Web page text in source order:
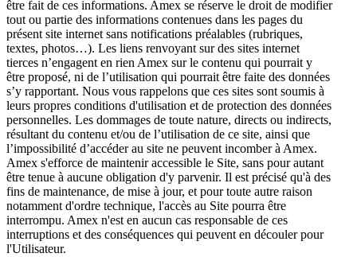
être fait de ces informations. Amex se réserve le droit de modifier
tout ou partie des informations contenues dans les pages du
présent site internet sans notifications préalables (rubriques,
textes, photos…). Les liens renvoyant sur des sites internet
tierces n’engagent en rien Amex sur le contenu qui pourrait y
être proposé, ni de l’utilisation qui pourrait être faite des données
s’y rapportant. Nous vous rappelons que ces sites sont soumis à
leurs propres conditions d'utilisation et de protection des données
personnelles. Les dommages de toute nature, directs ou indirects,
résultant du contenu et/ou de l’utilisation de ce site, ainsi que
l’impossibilité d’accéder au site ne peuvent incomber à Amex.
Amex s'efforce de maintenir accessible le Site, sans pour autant
être tenue à aucune obligation d'y parvenir. Il est précisé qu'à des
fins de maintenance, de mise à jour, et pour toute autre raison
notamment d'ordre technique, l'accès au Site pourra être
interrompu. Amex n'est en aucun cas responsable de ces
interruptions et des conséquences qui peuvent en découler pour
l'Utilisateur.